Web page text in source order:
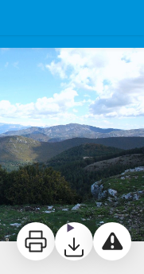
04
ImprimerTéléchargerSignaler